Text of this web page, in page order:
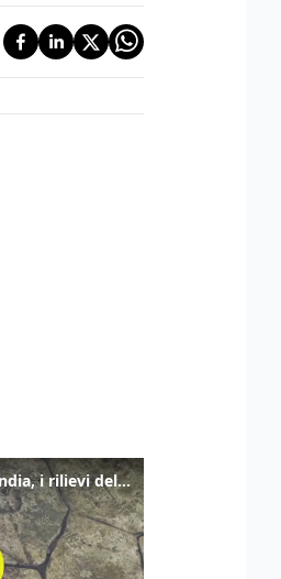
Sparatoria in una scuola in Thailandia, i rilievi della polizia